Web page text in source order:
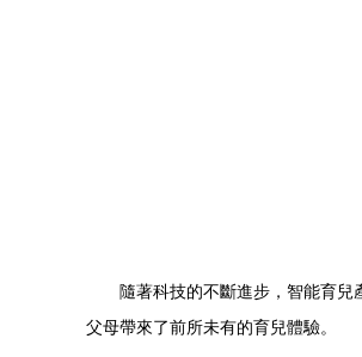
隨著科技的不斷進步，智能育
父母帶來了前所未有的育兒體驗。